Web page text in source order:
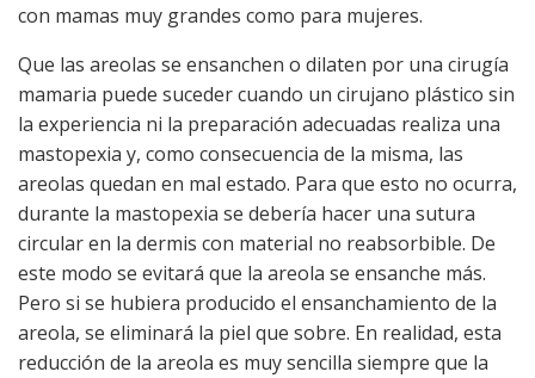
con mamas muy grandes como para mujeres.
Que las areolas se ensanchen o dilaten por una cirugía
mamaria puede suceder cuando un cirujano plástico sin
la experiencia ni la preparación adecuadas realiza una
mastopexia y, como consecuencia de la misma, las
areolas quedan en mal estado. Para que esto no ocurra,
durante la mastopexia se debería hacer una sutura
circular en la dermis con material no reabsorbible. De
este modo se evitará que la areola se ensanche más.
Pero si se hubiera producido el ensanchamiento de la
areola, se eliminará la piel que sobre. En realidad, esta
reducción de la areola es muy sencilla siempre que la